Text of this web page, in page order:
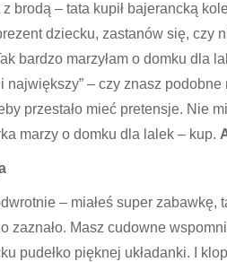
brodą – tata kupił bajerancką
dziecku, zastanów się, czy
bardzo marzyłam o domku dla
największy” – czy znasz
przestało mieć pretensje. Nie
marzy o domku dla lalek – kup.
– miałeś super
zaznało. Masz cudowne
pudełko pięknej układanki. I